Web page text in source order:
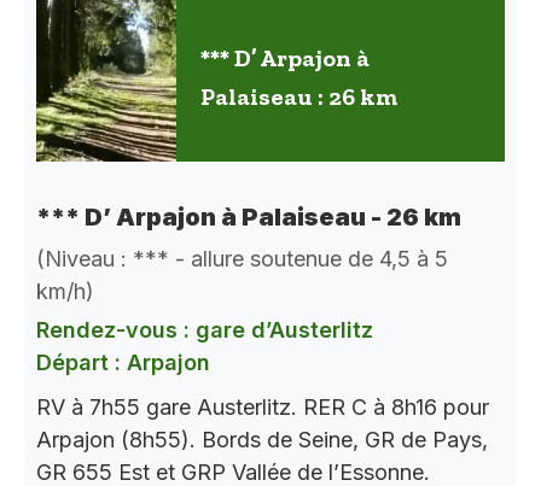
*** D’ Arpajon à
Palaiseau : 26 km
*** D’ Arpajon à Palaiseau - 26 km
(Niveau : *** - allure soutenue de 4,5 à 5
km/h)
Rendez-vous : gare d’Austerlitz
Départ : Arpajon
RV à 7h55 gare Austerlitz. RER C à 8h16 pour
Arpajon (8h55). Bords de Seine, GR de Pays,
GR 655 Est et GRP Vallée de l’Essonne.